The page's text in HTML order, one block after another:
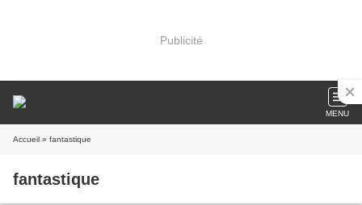
Publicité
MENU
Accueil » fantastique
fantastique